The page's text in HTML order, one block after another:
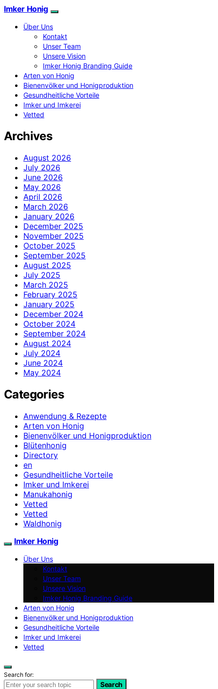
Imker Honig
Über Uns
Kontakt
Unser Team
Unsere Vision
Imker Honig Branding Guide
Arten von Honig
Bienenvölker und Honigproduktion
Gesundheitliche Vorteile
Imker und Imkerei
Vetted
Archives
August 2026
July 2026
June 2026
May 2026
April 2026
March 2026
January 2026
December 2025
November 2025
October 2025
September 2025
August 2025
July 2025
March 2025
February 2025
January 2025
December 2024
October 2024
September 2024
August 2024
July 2024
June 2024
May 2024
Categories
Anwendung & Rezepte
Arten von Honig
Bienenvölker und Honigproduktion
Blütenhonig
Directory
en
Gesundheitliche Vorteile
Imker und Imkerei
Manukahonig
Vetted
Vetted
Waldhonig
Imker Honig
Über Uns
Kontakt
Unser Team
Unsere Vision
Imker Honig Branding Guide
Arten von Honig
Bienenvölker und Honigproduktion
Gesundheitliche Vorteile
Imker und Imkerei
Vetted
Search for:
Search